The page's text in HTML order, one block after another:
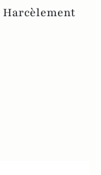
Harcèlement